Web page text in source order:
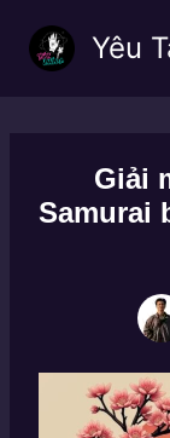
Yêu
Giải
Samurai